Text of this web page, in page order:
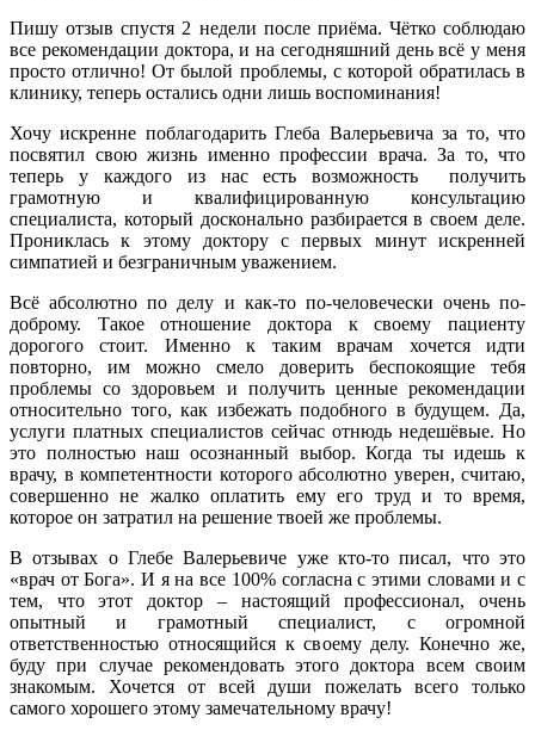
Пишу отзыв спустя 2 недели после приёма. Чётко соблюдаю
все рекомендации доктора, и на сегодняшний день всё у меня
просто отлично! От былой проблемы, с которой обратилась в
клинику, теперь остались одни лишь воспоминания!
Хочу искренне поблагодарить Глеба Валерьевича за то, что
посвятил свою жизнь именно профессии врача. За то, что
теперь у каждого из нас есть возможность получить
грамотную и квалифицированную консультацию
специалиста, который досконально разбирается в своем деле.
Прониклась к этому доктору с первых минут искренней
симпатией и безграничным уважением.
Всё абсолютно по делу и как-то по-человечески очень по-
доброму. Такое отношение доктора к своему пациенту
дорогого стоит. Именно к таким врачам хочется идти
повторно, им можно смело доверить беспокоящие тебя
проблемы со здоровьем и получить ценные рекомендации
относительно того, как избежать подобного в будущем. Да,
услуги платных специалистов сейчас отнюдь недешёвые. Но
это полностью наш осознанный выбор. Когда ты идешь к
врачу, в компетентности которого абсолютно уверен, считаю,
совершенно не жалко оплатить ему его труд и то время,
которое он затратил на решение твоей же проблемы.
В отзывах о Глебе Валерьевиче уже кто-то писал, что это
«врач от Бога». И я на все 100% согласна с этими словами и с
тем, что этот доктор – настоящий профессионал, очень
опытный и грамотный специалист, с огромной
ответственностью относящийся к своему делу. Конечно же,
буду при случае рекомендовать этого доктора всем своим
знакомым. Хочется от всей души пожелать всего только
самого хорошего этому замечательному врачу!